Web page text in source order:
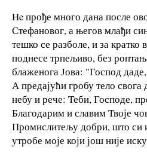
He прође много дана после
Стефановог, а његов млађи
тешко се разболе, и за
поднесе трпељиво, без
блаженога Јова: "Господ
А предајући гробу тело
небу и рече: Теби, Господе,
Благодарим и славим Твоје
Промислитељу добри, што си
утробе моје који још није